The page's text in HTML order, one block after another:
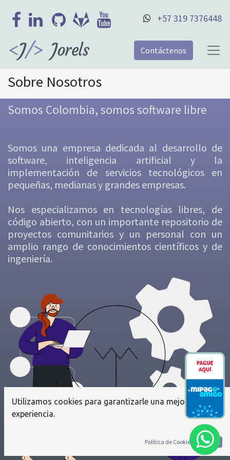
+57 319 7376448
Contáctenos
Sobre Nosotros
Somos Colombia, somos software libre
Somos una empresa dedicada al desarrollo de
software, inteligencia artificial y la
implementación de servicios tecnológicos en
pequeñas, medianas y grandes empresas.
Nos especializamos en tecnologías libres, de
código abierto, con un importante repositorio de
proyectos comunitarios y un personal con un
amplio rango de conocimientos científicos y de
ingeniería.
Utilizamos cookies para garantizarle una mejor
experiencia.
Política de Cookies Acepto